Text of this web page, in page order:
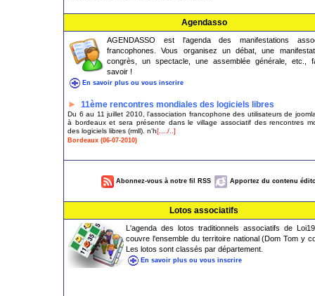
Agendasso
AGENDASSO est l'agenda des manifestations
francophones. Vous organisez un débat, une
congrès, un spectacle, une assemblée générale, etc.,
savoir !
En savoir plus ou vous inscrire
► 11ème rencontres mondiales des logiciels libres
Du 6 au 11 juillet 2010, l'association francophone des utilisateurs de
à bordeaux et sera présente dans le village associatif des rencontres
des logiciels libres (rmll). n'h[..../..]
Bordeaux (06-07-2010)
Abonnez-vous à notre fil RSS Apportez du contenu
Lotos associatifs
L'agenda des lotos traditionnels associatifs de
couvre l'ensemble du territoire national (Dom Tom y
Les lotos sont classés par département.
En savoir plus ou vous inscrire